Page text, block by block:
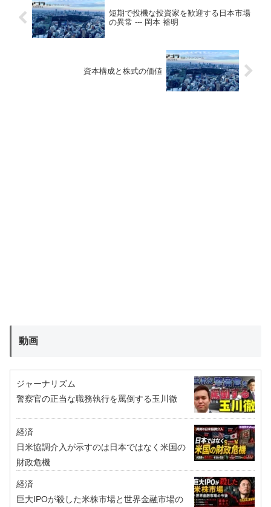
短期で投機な投資家を歓迎する日本市場
の異常 --- 岡本 裕明
資本構成と株式の価値
動画
ジャーナリズム
警察官の正当な職務執行を罵倒する玉川徹
経済
日米協調介入が示すのは日本ではなく米国の
財政危機
経済
巨大IPOが殺した米株市場と世界金融市場の